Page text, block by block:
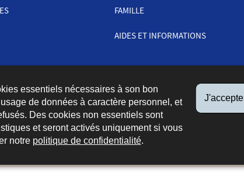
essentiels nécessaires à son bon
de données à caractère personnel, et
Des cookies non essentiels sont
et seront activés uniquement si vous
notre politique de confidentialité.
J'accepte
FAMILLE
AIDES ET INFORMATIONS